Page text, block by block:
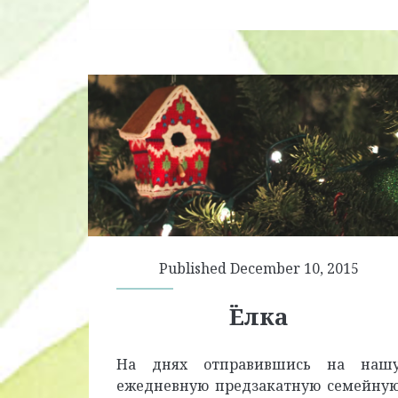
Published December 10, 2015
Ёлка
На днях отправившись на
ежедневную предзакатную